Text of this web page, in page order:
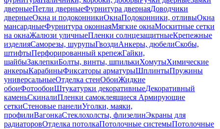
дверныеПетли дверныеФурнитура двернаяДоводчики
дверныеОкна и подоконникиОкнаПодоконники, отливыОкна
мансардныеФурнитура оконнаяМягкие окнаМоскитные сетки
на окнаЖалюзи уличныеПленки солнцезащитныеКрепежные
изделияСаморезы, шурупыГвоздиАнкеры, дюбелиСкобы,
штифтыПерфорированный крепежГайки,
шайбыЗаклепкиБолты, винты, шпилькиХомутыХимические
анкерыКарабиныФиксаторы арматурыШплинтыПружины
универсальныеОтделка стенОбоиЖидкие
обоиФотообоиШтукатурки декоративныеДекоративный
каменьСкиналиПленки самоклеящиеся Армирующие
сеткиСтеновые панелиУголки, маяки,
профилиВагонкаСтеклохолсты, флизелинЭкраны для
радиаторовОтделка потолкаПотолочные системыПотолочные